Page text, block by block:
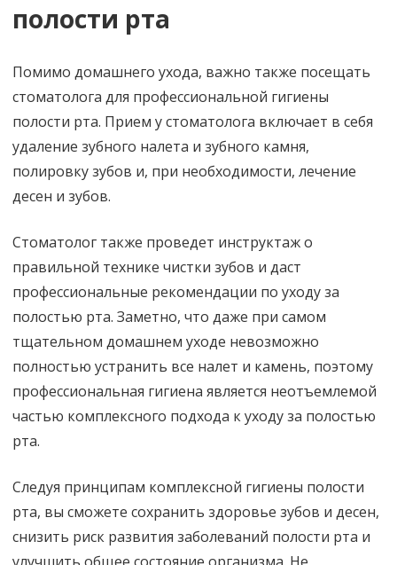
полости рта
Помимо домашнего ухода, важно также посещать
стоматолога для профессиональной гигиены
полости рта. Прием у стоматолога включает в себя
удаление зубного налета и зубного камня,
полировку зубов и, при необходимости, лечение
десен и зубов.
Стоматолог также проведет инструктаж о
правильной технике чистки зубов и даст
профессиональные рекомендации по уходу за
полостью рта. Заметно, что даже при самом
тщательном домашнем уходе невозможно
полностью устранить все налет и камень, поэтому
профессиональная гигиена является неотъемлемой
частью комплексного подхода к уходу за полостью
рта.
Следуя принципам комплексной гигиены полости
рта, вы сможете сохранить здоровье зубов и десен,
снизить риск развития заболеваний полости рта и